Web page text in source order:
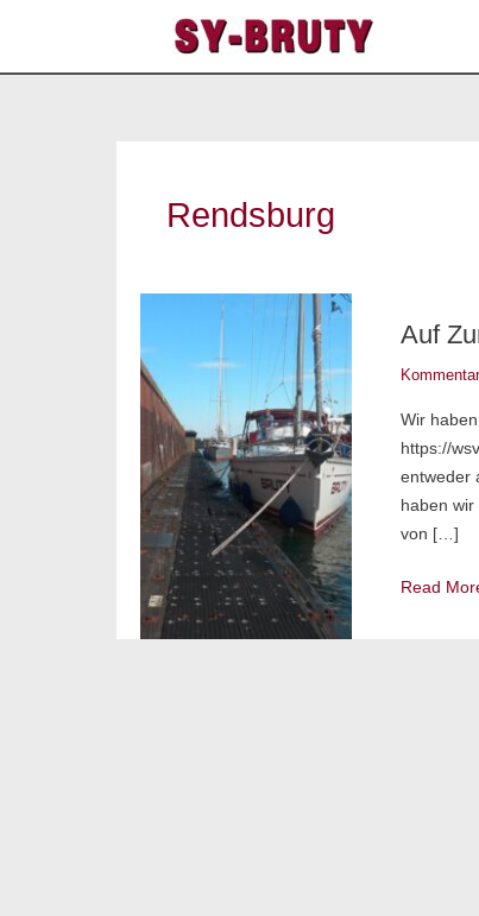
springen
Rendsburg
Auf
Wir
https://
entweder
haben
von […]
zum
kanal
bis
Read